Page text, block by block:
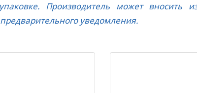
Производитель может вносить
уведомления.